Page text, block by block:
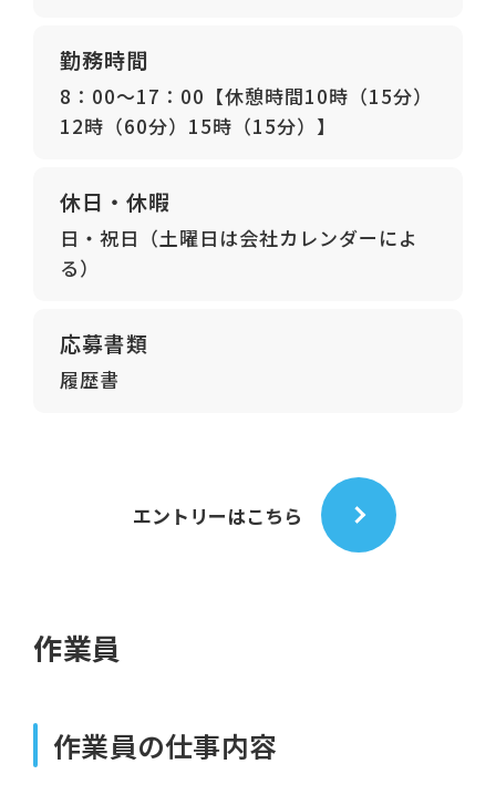
勤務時間
8：00～17：00【休憩時間10時（15分）
12時（60分）15時（15分）】
休日・休暇
日・祝日（土曜日は会社カレンダーによ
る）
応募書類
履歴書
エントリーはこちら
作業員
作業員の仕事内容